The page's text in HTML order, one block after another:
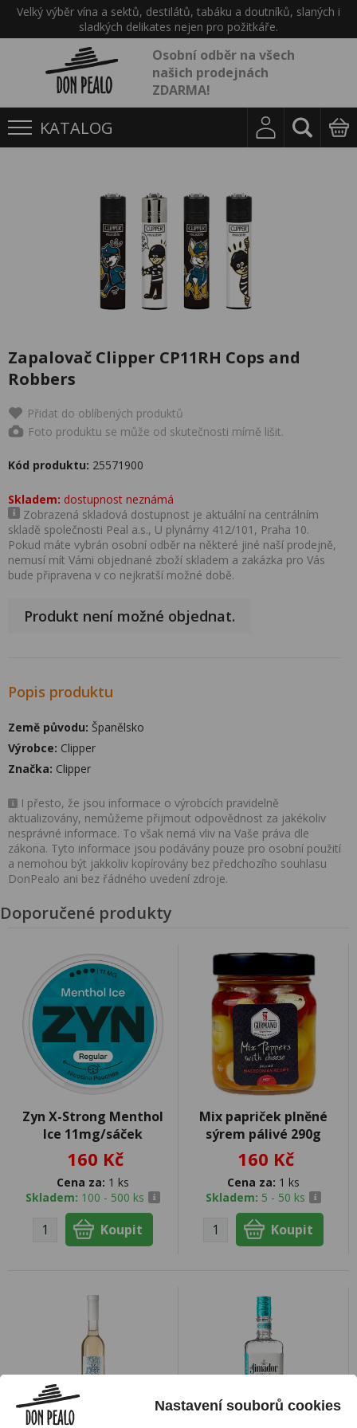
Velký výběr vína a sektů, destilátů, tabáku a doutníků, slaných i
sladkých delikates nejen pro požitkáře.
Osobní odběr na všech
našich prodejnách
ZDARMA!
KATALOG
Zapalovač Clipper CP11RH Cops and
Robbers
Přidat do oblíbených produktů
Foto produktu se může od skutečnosti mírně lišit.
Kód produktu: 25571900
Skladem: dostupnost neznámá
Zobrazená skladová dostupnost je aktuální na centrálním
skladě společnosti Peal a.s., U plynárny 412/101, Praha 10.
Pokud máte vybrán osobní odběr na některé jiné naší prodejně,
nemusí mít Vámi objednané zboží skladem a zakázka pro Vás
bude připravena v co nejkratší možné době.
Produkt není možné objednat.
Popis produktu
Země původu: Španělsko
Výrobce: Clipper
Značka: Clipper
I přesto, že jsou informace o výrobcích pravidelně
aktualizovány, nemůžeme přijmout odpovědnost za jakékoliv
nesprávné informace. To však nemá vliv na Vaše práva dle
zákona. Tyto informace jsou podávány pouze pro osobní použití
a nemohou být jakkoliv kopírovány bez předchozího souhlasu
DonPealo ani bez řádného uvedení zdroje.
Doporučené produkty
Zyn X-Strong Menthol
Ice 11mg/sáček
160 Kč
Cena za: 1 ks
Skladem: 100 - 500 ks
Mix papriček plněné
sýrem pálivé 290g
160 Kč
Cena za: 1 ks
Skladem: 5 - 50 ks
Nastavení souborů cookies